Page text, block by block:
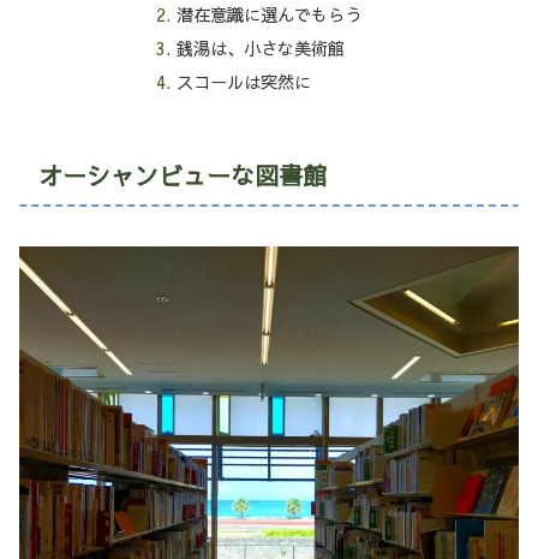
潜在意識に選んでもらう
銭湯は、小さな美術館
スコールは突然に
オーシャンビューな図書館